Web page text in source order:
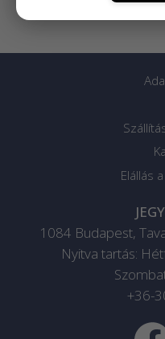
Elállás
1084 Budapest,
Nyitva tartás:
+36-